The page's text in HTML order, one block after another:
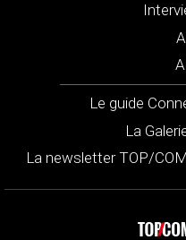
Le guide
La
La newsletter TOP/